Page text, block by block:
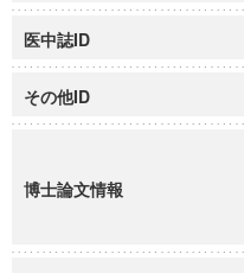
医中誌ID
その他ID
博士論文情報